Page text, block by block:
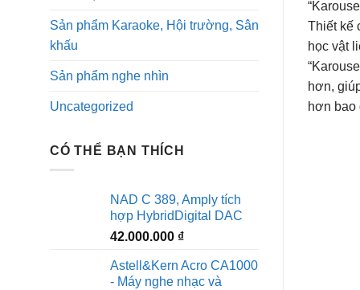
Sản phẩm Karaoke, Hội trường, Sân
khấu
Sản phẩm nghe nhìn
Uncategorized
CÓ THỂ BẠN THÍCH
NAD C 389, Amply tích
hợp HybridDigital DAC
42.000.000 ₫
Astell&Kern Acro CA1000
- Máy nghe nhạc và
Thiết kế
học vật
hơn,
hơn bao